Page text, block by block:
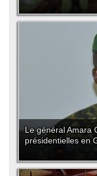
Le général Amara
présidentielles en